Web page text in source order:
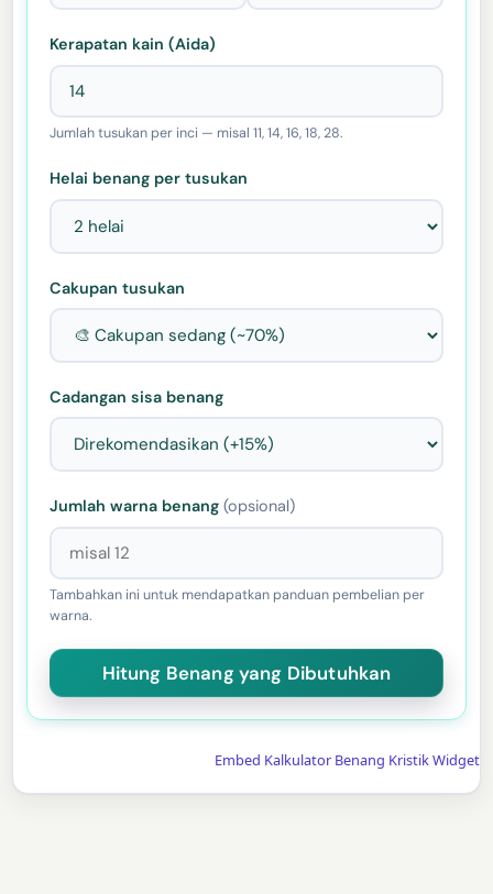
Kerapatan kain (Aida)
Jumlah tusukan per inci — misal 11, 14, 16, 18, 28.
Helai benang per tusukan
Cakupan tusukan
Cadangan sisa benang
Jumlah warna benang(opsional)
Tambahkan ini untuk mendapatkan panduan pembelian per
warna.
Embed Kalkulator Benang Kristik Widget